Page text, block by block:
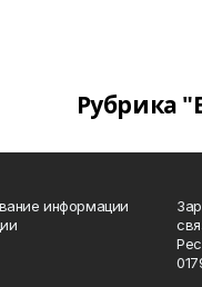
Рубрика
информации